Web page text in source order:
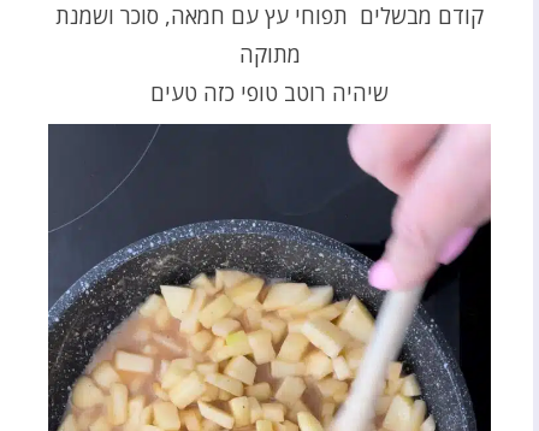
קודם מבשלים תפוחי עץ עם חמאה, סוכר ושמנת
מתוקה
שיהיה רוטב טופי כזה טעים